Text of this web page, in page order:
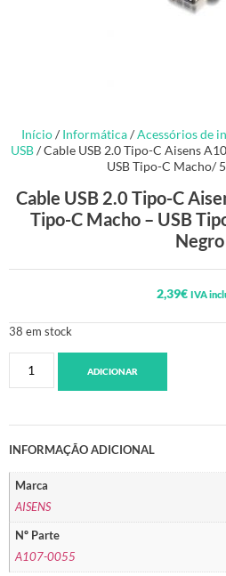
Início/ Informática/Acessórios de
USB/ Cable USB 2.0 Tipo-C Aisens
USB Tipo-C Macho/
Cable USB 2.0 Tipo-C
Tipo-C Macho – USB
Negro
2,39€ IVA
38 em stock
ADICIONAR
INFORMAÇÃO ADICIONAL
Marca
AISENS
Nº Parte
A107-0055